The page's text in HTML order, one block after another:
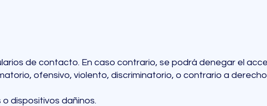
de contacto. En caso contrario, se podrá denegar el
ofensivo, violento, discriminatorio, o contrario a
dispositivos dañinos.